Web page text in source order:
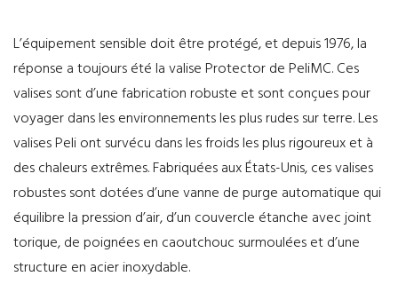
L’équipement sensible doit être protégé, et depuis 1976, la
réponse a toujours été la valise Protector de PeliMC. Ces
valises sont d’une fabrication robuste et sont conçues pour
voyager dans les environnements les plus rudes sur terre. Les
valises Peli ont survécu dans les froids les plus rigoureux et à
des chaleurs extrêmes. Fabriquées aux États-Unis, ces valises
robustes sont dotées d’une vanne de purge automatique qui
équilibre la pression d’air, d’un couvercle étanche avec joint
torique, de poignées en caoutchouc surmoulées et d’une
structure en acier inoxydable.